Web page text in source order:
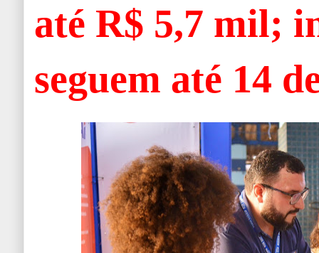
até R$ 5,7 mil;
seguem até 14